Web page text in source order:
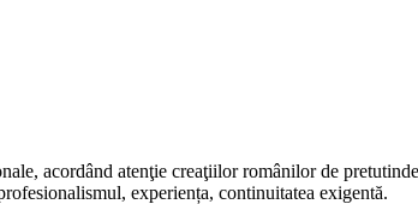
acordând atenţie creaţiilor românilor de
experiența, continuitatea exigentă.